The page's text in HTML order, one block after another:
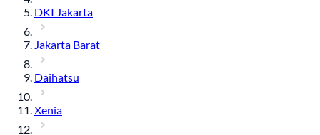
DKI Jakarta
Jakarta Barat
Daihatsu
Xenia